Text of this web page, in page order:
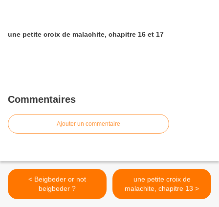
une petite croix de malachite, chapitre 16 et 17
Commentaires
Ajouter un commentaire
< Beigbeder or not
beigbeder ?
une petite croix de
malachite, chapitre 13 >